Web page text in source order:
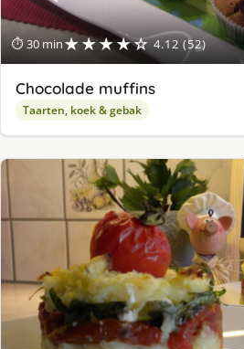
⏱ 30 min★★★★☆ 4.12 (52)
Chocolade muffins
Taarten, koek & gebak